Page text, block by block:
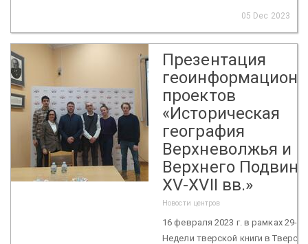
05 Dec 2023
Презентация
проектов
«Историческая
география
Верхневолжья и
Верхнего
XV-XVII вв.»
Новости центров
16 февраля 2023 г. в рамках 29-й
Недели тверской книги в